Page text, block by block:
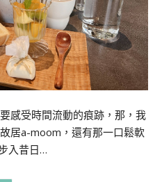
感受時間流動的痕跡，那，我
居a-moom，還有那一口鬆軟
入昔日…